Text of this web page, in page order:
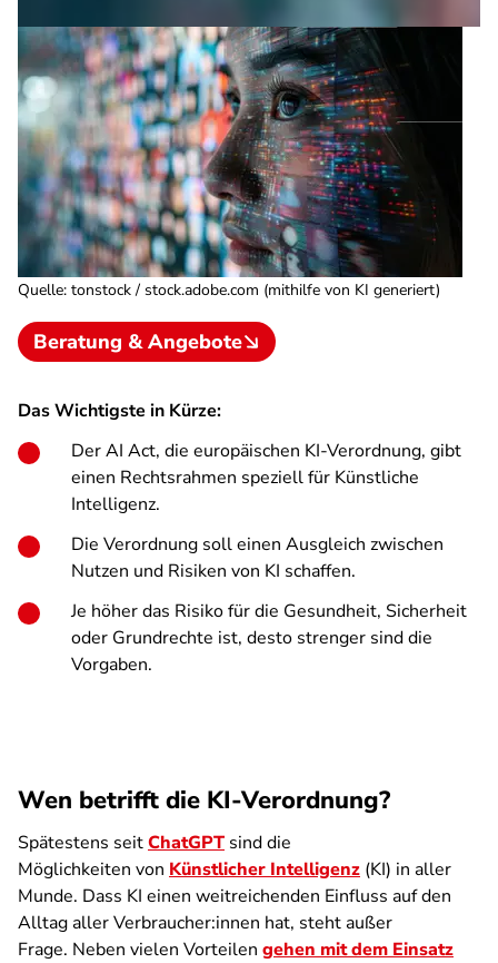
Quelle: tonstock / stock.adobe.com (mithilfe von KI generiert)
Beratung & Angebote
Das Wichtigste in Kürze:
Der AI Act, die europäischen KI-Verordnung, gibt
einen Rechtsrahmen speziell für Künstliche
Intelligenz.
Die Verordnung soll einen Ausgleich zwischen
Nutzen und Risiken von KI schaffen.
Je höher das Risiko für die Gesundheit, Sicherheit
oder Grundrechte ist, desto strenger sind die
Vorgaben.
Wen betrifft die KI-Verordnung?
Spätestens seitChatGPT sind die
Möglichkeiten von Künstlicher Intelligenz (KI) in aller
Munde. Dass KI einen weitreichenden Einfluss auf den
Alltag aller Verbraucher:innen hat, steht außer
Frage. Neben vielen Vorteilen gehen mit dem Einsatz